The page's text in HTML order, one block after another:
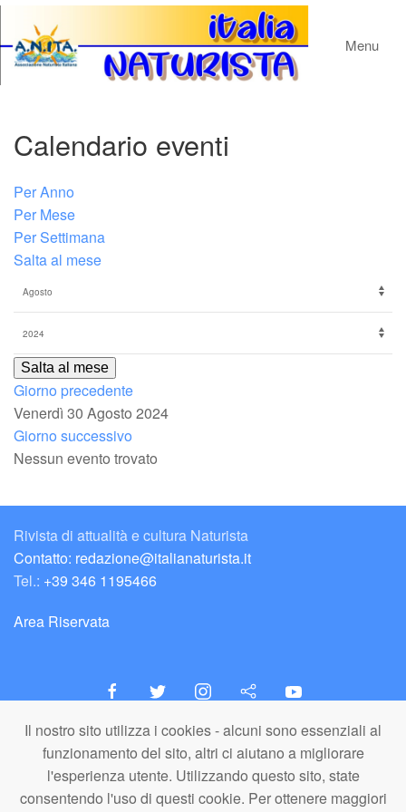
Il nostro sito utilizza i cookies - alcuni sono essenziali al
funzionamento del sito, altri ci aiutano a migliorare
l'esperienza utente. Utilizzando questo sito, state
consentendo l'uso di questi cookie. Per ottenere maggiori
Menu
Calendario eventi
Per Anno
Per Mese
Per Settimana
Salta al mese
Salta al mese
Giorno precedente
Venerdì 30 Agosto 2024
Giorno successivo
Nessun evento trovato
Rivista di attualità e cultura Naturista
Contatto: redazione@italianaturista.it
Tel.: +39 346 1195466
Area Riservata
italiaNATURISTA
Editore e Redazione
A.N.ITA. Associazione Naturista Italiana (APS)
C.F. 80203710159